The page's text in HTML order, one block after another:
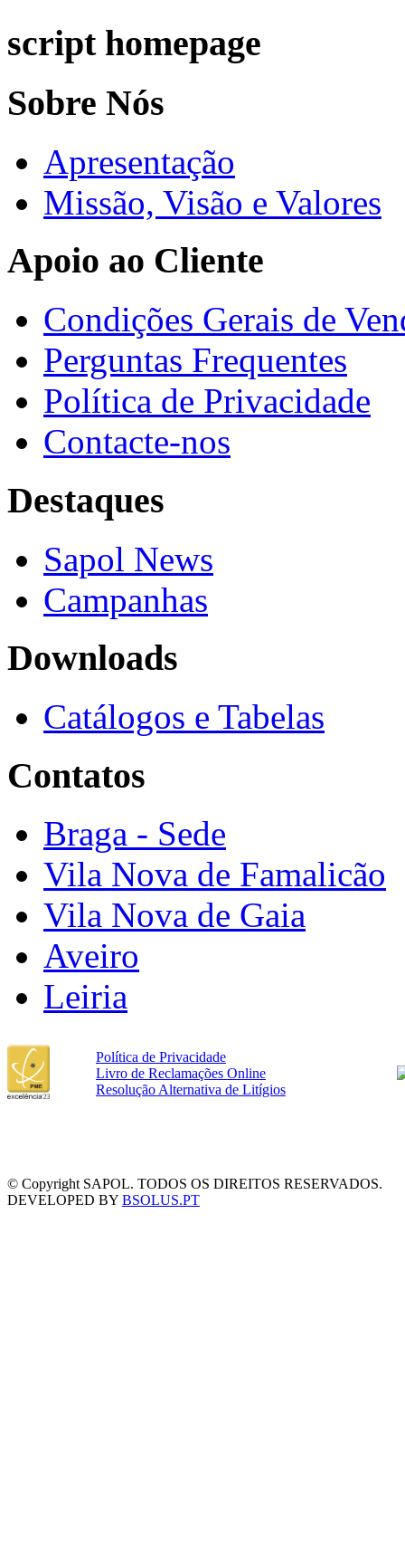
script homepage
Sobre Nós
Apresentação
Missão, Visão e Valores
Apoio ao Cliente
Condições Gerais de
Perguntas Frequentes
Política de Privacidade
Contacte-nos
Destaques
Sapol News
Campanhas
Downloads
Catálogos e Tabelas
Contatos
Braga - Sede
Vila Nova de Famalicão
Vila Nova de Gaia
Aveiro
Leiria
Política de Privacidade
Livro de Reclamações Online
Resolução Alternativa de Litígios
© Copyright SAPOL. TODOS OS DIREITOS RESERVADOS.
DEVELOPED BY BSOLUS.PT